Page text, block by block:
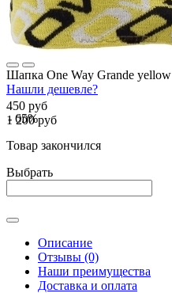
Шапка One Way Grande yellow
Нашли дешевле?
450 руб
1 200 руб
- 65%
Товар закончился
Выбрать
Описание
Отзывы (0)
Наши преимущества
Доставка и оплата